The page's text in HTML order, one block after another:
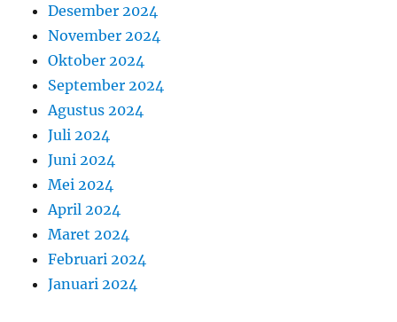
Desember 2024
November 2024
Oktober 2024
September 2024
Agustus 2024
Juli 2024
Juni 2024
Mei 2024
April 2024
Maret 2024
Februari 2024
Januari 2024